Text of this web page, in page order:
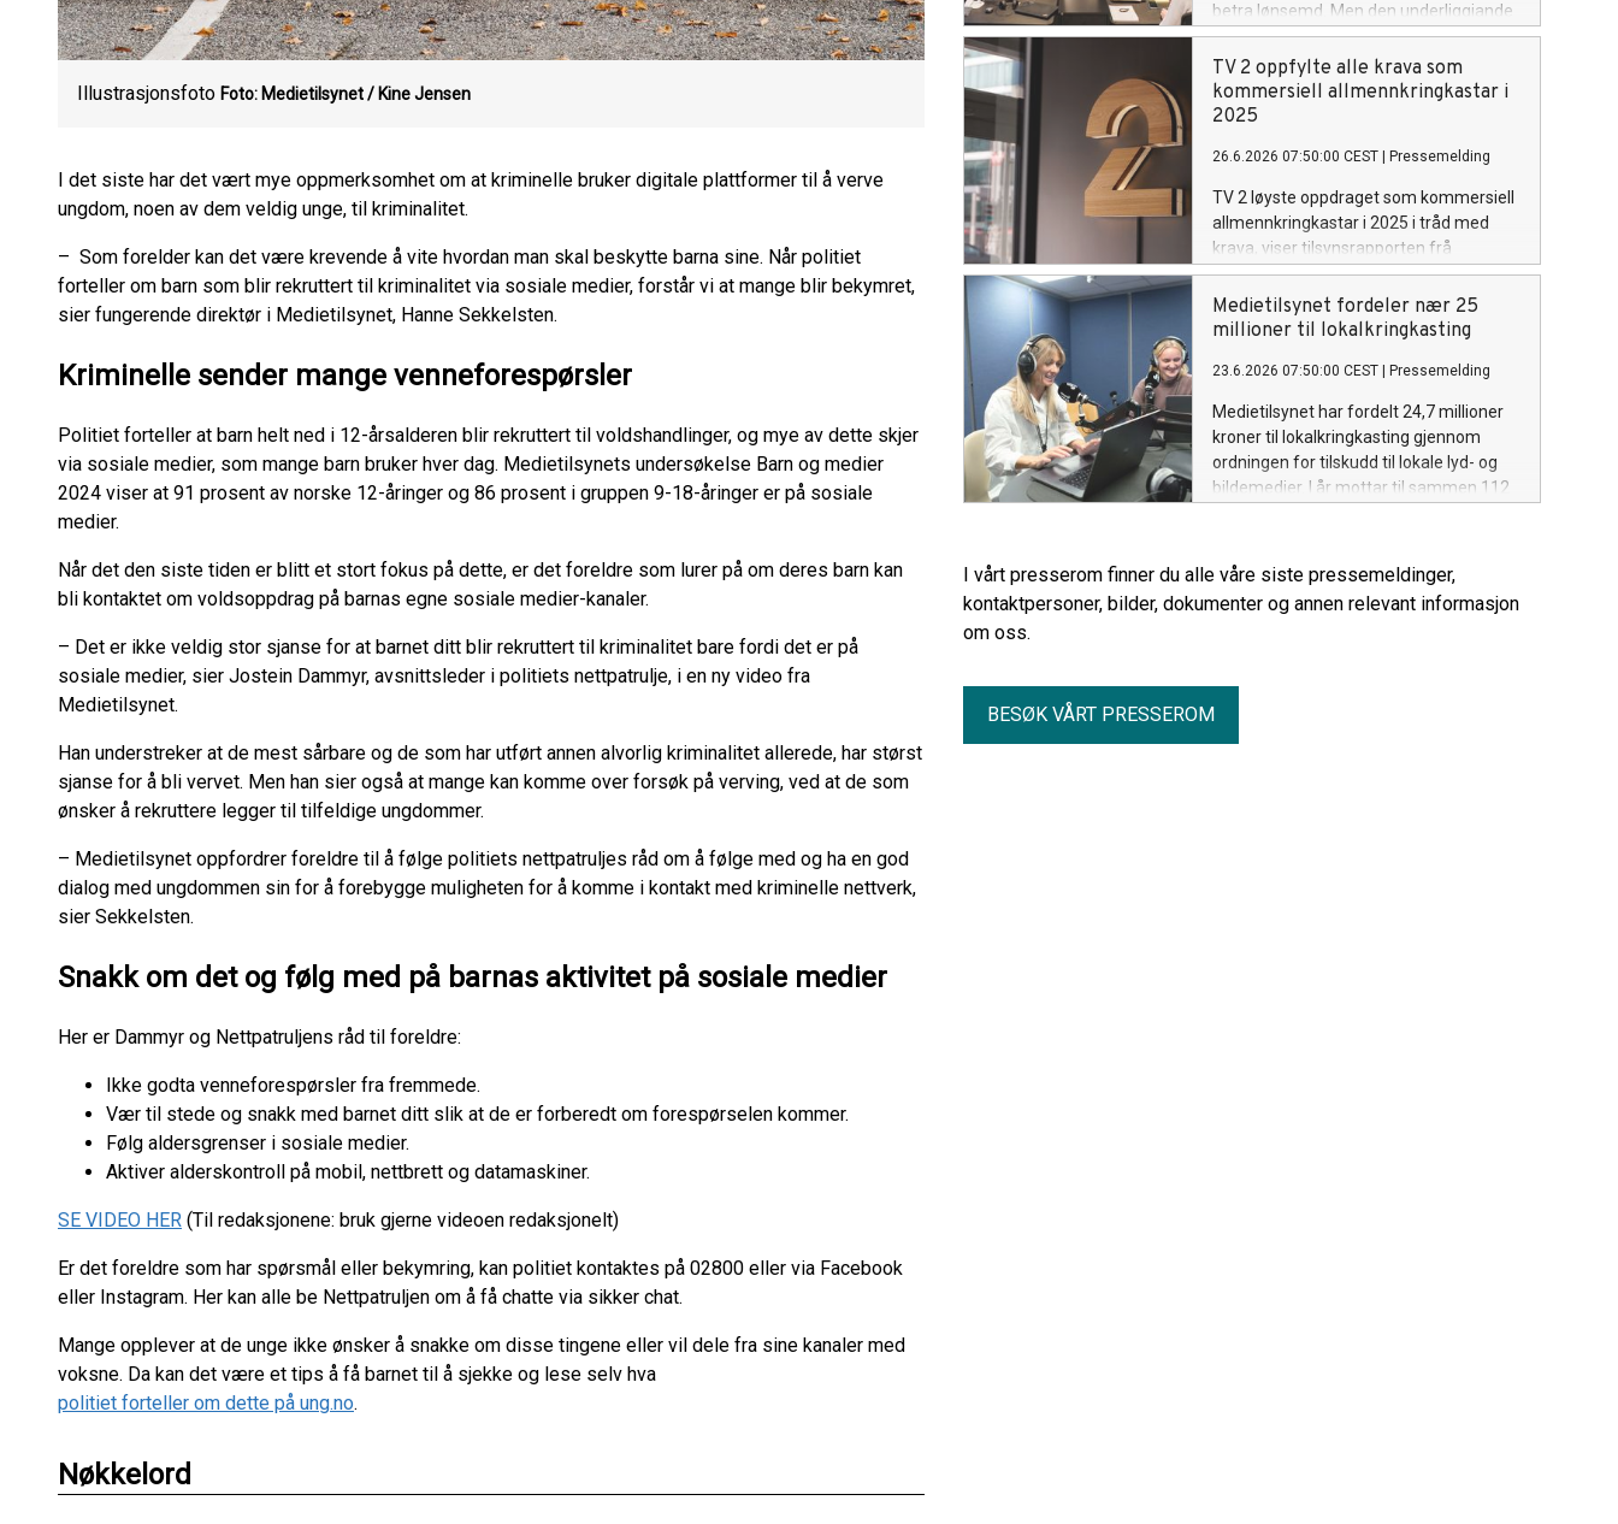
Illustrasjonsfoto Foto: Medietilsynet / Kine Jensen
I det siste har det vært mye oppmerksomhet om at kriminelle bruker digitale plattformer til å verve
ungdom, noen av dem veldig unge, til kriminalitet.
– Som forelder kan det være krevende å vite hvordan man skal beskytte barna sine. Når politiet
forteller om barn som blir rekruttert til kriminalitet via sosiale medier, forstår vi at mange blir bekymret,
sier fungerende direktør i Medietilsynet, Hanne Sekkelsten.
Kriminelle sender mange venneforespørsler
Politiet forteller at barn helt ned i 12-årsalderen blir rekruttert til voldshandlinger, og mye av dette skjer
via sosiale medier, som mange barn bruker hver dag. Medietilsynets undersøkelse Barn og medier
2024 viser at 91 prosent av norske 12-åringer og 86 prosent i gruppen 9-18-åringer er på sosiale
medier.
Når det den siste tiden er blitt et stort fokus på dette, er det foreldre som lurer på om deres barn kan
bli kontaktet om voldsoppdrag på barnas egne sosiale medier-kanaler.
– Det er ikke veldig stor sjanse for at barnet ditt blir rekruttert til kriminalitet bare fordi det er på
sosiale medier, sier Jostein Dammyr, avsnittsleder i politiets nettpatrulje, i en ny video fra
Medietilsynet.
Han understreker at de mest sårbare og de som har utført annen alvorlig kriminalitet allerede, har størst
sjanse for å bli vervet. Men han sier også at mange kan komme over forsøk på verving, ved at de som
ønsker å rekruttere legger til tilfeldige ungdommer.
– Medietilsynet oppfordrer foreldre til å følge politiets nettpatruljes råd om å følge med og ha en god
dialog med ungdommen sin for å forebygge muligheten for å komme i kontakt med kriminelle nettverk,
sier Sekkelsten.
Snakk om det og følg med på barnas aktivitet på sosiale medier
Her er Dammyr og Nettpatruljens råd til foreldre:
Ikke godta venneforespørsler fra fremmede.
Vær til stede og snakk med barnet ditt slik at de er forberedt om forespørselen kommer.
Følg aldersgrenser i sosiale medier.
Aktiver alderskontroll på mobil, nettbrett og datamaskiner.
SE VIDEO HER (Til redaksjonene: bruk gjerne videoen redaksjonelt)
Er det foreldre som har spørsmål eller bekymring, kan politiet kontaktes på 02800 eller via Facebook
eller Instagram. Her kan alle be Nettpatruljen om å få chatte via sikker chat.
Mange opplever at de unge ikke ønsker å snakke om disse tingene eller vil dele fra sine kanaler med
voksne. Da kan det være et tips å få barnet til å sjekke og lese selv hva
politiet forteller om dette på ung.no.
Nøkkelord
betra lønsemd. Men den underliggjande
økonomiske utviklinga er framleis
krevjande, viser ein ny rapport frå
Medietilsynet.
TV 2 oppfylte alle krava som
kommersiell allmennkringkastar i
2025
26.6.2026 07:50:00 CEST Pressemelding
TV 2 løyste oppdraget som kommersiell
allmennkringkastar i 2025 i tråd med
krava, viser tilsynsrapporten frå
Medietilsynet. Kanalen får full
kompensasjon frå staten for sitt
allmennkringkastaroppdrag dette året.
Medietilsynet fordeler nær 25
millioner til lokalkringkasting
23.6.2026 07:50:00 CEST Pressemelding
Medietilsynet har fordelt 24,7 millioner
kroner til lokalkringkasting gjennom
ordningen for tilskudd til lokale lyd- og
bildemedier. I år mottar til sammen 112
I vårt presserom finner du alle våre siste pressemeldinger,
kontaktpersoner, bilder, dokumenter og annen relevant informasjon
om oss.
BESØK VÅRT PRESSEROM